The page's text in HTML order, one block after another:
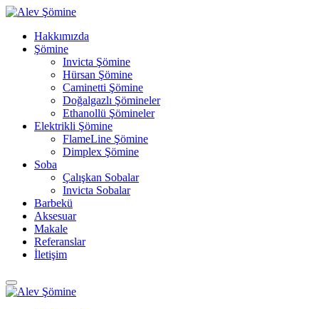
Hakkımızda
Şömine
Invicta Şömine
Hürsan Şömine
Caminetti Şömine
Doğalgazlı Şömineler
Ethanollü Şömineler
Elektrikli Şömine
FlameLine Şömine
Dimplex Şömine
Soba
Çalışkan Sobalar
Invicta Sobalar
Barbekü
Aksesuar
Makale
Referanslar
İletişim